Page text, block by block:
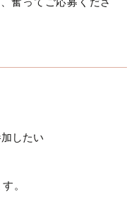
したい
。